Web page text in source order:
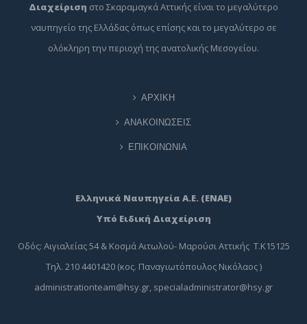
Διαχείριση στο Σκαραμαγκά Αττικής είναι το μεγαλύτερο
ναυπηγείο της Ελλάδας όπως επίσης και το μεγαλύτερο σε
ολόκληρη την περιοχή της ανατολικής Μεσογείου.
ΑΡΧΙΚΗ
ΑΝΑΚΟΙΝΩΣΕΙΣ
ΕΠΙΚΟΙΝΩΝΙΑ
Ελληνικά Ναυπηγεία Α.Ε. (ΕΝΑΕ)
Υπό Ειδική Διαχείριση
Οδός: Αιγιαλείας 54 & Κοσμά Αιτωλού- Μαρούσι Αττικής Τ.Κ15125
Τηλ. 210 4401420 (κος. Παναγιωτόπουλος Νικόλαος )
administrationteam@hsy.gr, specialadministrator@hsy.gr